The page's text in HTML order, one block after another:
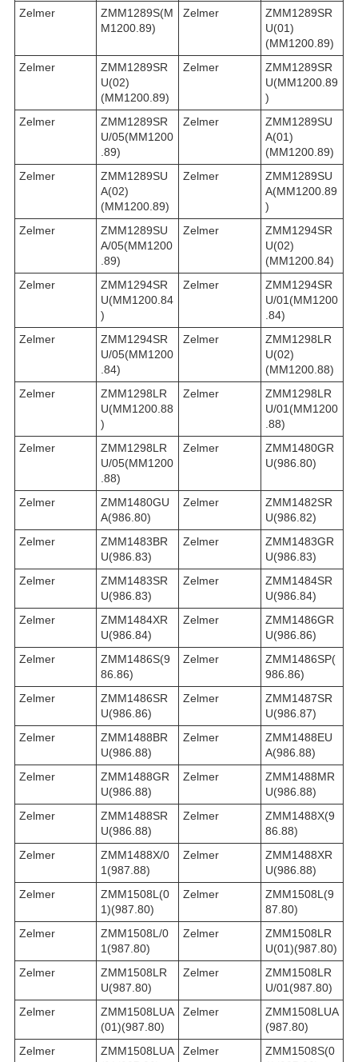
Zelmer
ZMM1289S(M
M1200.89)
Zelmer
ZMM1289SR
U(01)
(MM1200.89)
Zelmer
ZMM1289SR
U(02)
(MM1200.89)
Zelmer
ZMM1289SR
U(MM1200.89
)
Zelmer
ZMM1289SR
U/05(MM1200
.89)
Zelmer
ZMM1289SU
A(01)
(MM1200.89)
Zelmer
ZMM1289SU
A(02)
(MM1200.89)
Zelmer
ZMM1289SU
A(MM1200.89
)
Zelmer
ZMM1289SU
A/05(MM1200
.89)
Zelmer
ZMM1294SR
U(02)
(MM1200.84)
Zelmer
ZMM1294SR
U(MM1200.84
)
Zelmer
ZMM1294SR
U/01(MM1200
.84)
Zelmer
ZMM1294SR
U/05(MM1200
.84)
Zelmer
ZMM1298LR
U(02)
(MM1200.88)
Zelmer
ZMM1298LR
U(MM1200.88
)
Zelmer
ZMM1298LR
U/01(MM1200
.88)
Zelmer
ZMM1298LR
U/05(MM1200
.88)
Zelmer
ZMM1480GR
U(986.80)
Zelmer
ZMM1480GU
A(986.80)
Zelmer
ZMM1482SR
U(986.82)
Zelmer
ZMM1483BR
U(986.83)
Zelmer
ZMM1483GR
U(986.83)
Zelmer
ZMM1483SR
U(986.83)
Zelmer
ZMM1484SR
U(986.84)
Zelmer
ZMM1484XR
U(986.84)
Zelmer
ZMM1486GR
U(986.86)
Zelmer
ZMM1486S(9
86.86)
Zelmer
ZMM1486SP(
986.86)
Zelmer
ZMM1486SR
U(986.86)
Zelmer
ZMM1487SR
U(986.87)
Zelmer
ZMM1488BR
U(986.88)
Zelmer
ZMM1488EU
A(986.88)
Zelmer
ZMM1488GR
U(986.88)
Zelmer
ZMM1488MR
U(986.88)
Zelmer
ZMM1488SR
U(986.88)
Zelmer
ZMM1488X(9
86.88)
Zelmer
ZMM1488X/0
1(987.88)
Zelmer
ZMM1488XR
U(986.88)
Zelmer
ZMM1508L(0
1)(987.80)
Zelmer
ZMM1508L(9
87.80)
Zelmer
ZMM1508L/0
1(987.80)
Zelmer
ZMM1508LR
U(01)(987.80)
Zelmer
ZMM1508LR
U(987.80)
Zelmer
ZMM1508LR
U/01(987.80)
Zelmer
ZMM1508LUA
(01)(987.80)
Zelmer
ZMM1508LUA
(987.80)
Zelmer
ZMM1508LUA
Zelmer
ZMM1508S(0